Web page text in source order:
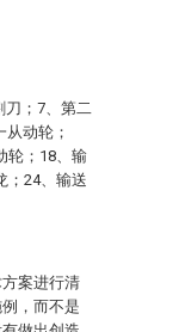
刀；7、第二
动轮；
轮；18、输
；24、输送
案进行清
，而不是